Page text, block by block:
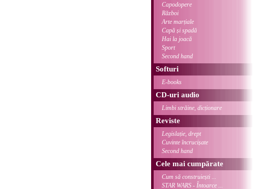
Capodopere
Război
Arte marțiale
Capă și spadă
Hai la joacă
Sport
Second hand
Softuri
E-books
CD-uri audio
Limbi străine, dicționare
Reviste
Legislație, drept
Cuvinte încrucișate
Second hand
Cele mai cumpărate
Cum să construiești ...
STAR WARS - Întoarce ...